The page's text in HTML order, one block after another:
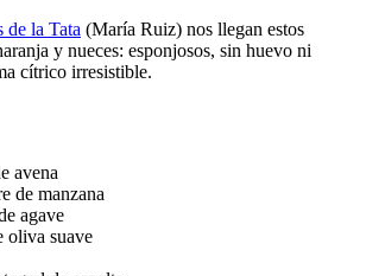
de la Tata (María Ruiz) nos llegan estos
y nueces: esponjosos, sin huevo ni
cítrico irresistible.
avena
de manzana
agave
oliva suave